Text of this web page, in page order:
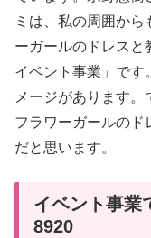
ミは、私の周囲か
ーガールのドレスと
イベント事業」です
メージがあります。
フラワーガールのド
だと思います。
イベント事業
8920